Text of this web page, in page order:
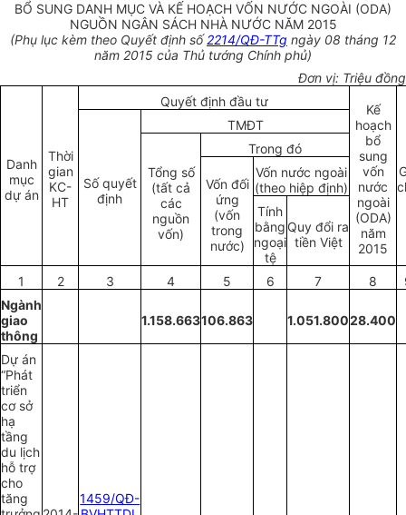
BỔ SUNG DANH MỤC VÀ KẾ HOẠCH VỐN NƯỚC NGOÀI (ODA)
NGUỒN NGÂN SÁCH NHÀ NƯỚC NĂM 2015
(Phụ lục kèm theo Quyết định số2214/QĐ-TTg ngày 08 tháng 12
năm 2015 của Thủ tướng Chính phủ)
Đơn vị: Triệu đồng
Danh
mục
dự án
Thời
gian
KC-
HT
Quyết định đầu tư
Kế
hoạch
bổ
sung
vốn
nước
ngoài
(ODA)
năm
2015
Số quyết
định
TMĐT
Tổng số
(tất cả
các
nguồn
vốn)
Trong đó
Vốn đối
ứng
(vốn
trong
nước)
Vốn nước ngoài
(theo hiệp định)
Tính
bằng
ngoại
tệ
Quy đổi ra
tiền Việt
1 2 3 4 5 6 7 8
Ngành
giao
thông
1.158.663106.863 1.051.80028.400
Dự án
“Phát
triển
cơ sở
hạ
tầng
du lịch
hỗ trợ
cho
tăng
1459/QĐ-